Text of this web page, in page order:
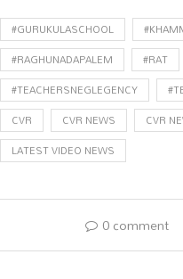
#GURUKULASCHOOL
#RAGHUNADAPALEM
#RAT
#TEACHERSNEGLEGENCY
CVR
CVR NEWS CVR
LATEST VIDEO NEWS
0 comment